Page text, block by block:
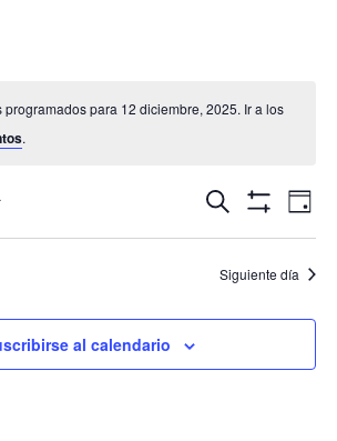
programados para 12 diciembre, 2025. Ir a los
.
vistas
Eventos
Buscar
Filtros
de
de
Día
Siguiente día
al calendario